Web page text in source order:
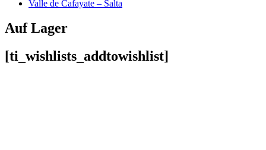
Valle de Cafayate – Salta
Auf Lager
[ti_wishlists_addtowishlist]